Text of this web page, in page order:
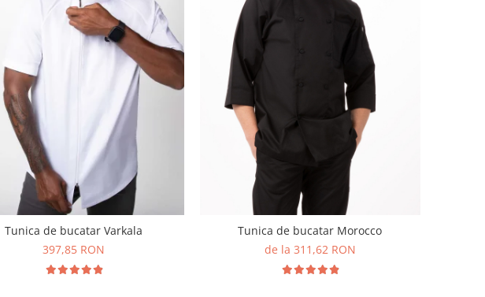
Tunica de bucatar Varkala
397,85 RON
Tunica de bucatar Morocco
de la 311,62 RON